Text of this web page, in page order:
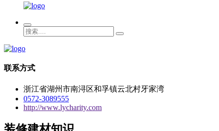
联系方式
浙江省湖州市南浔区和孚镇云北村牙家湾
0572-3089555
http://www.lycharity.com